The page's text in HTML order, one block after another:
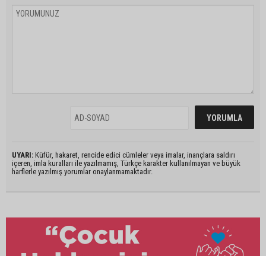
UYARI: Küfür, hakaret, rencide edici cümleler veya imalar, inançlara saldırı
içeren, imla kuralları ile yazılmamış, Türkçe karakter kullanılmayan ve büyük
harflerle yazılmış yorumlar onaylanmamaktadır.